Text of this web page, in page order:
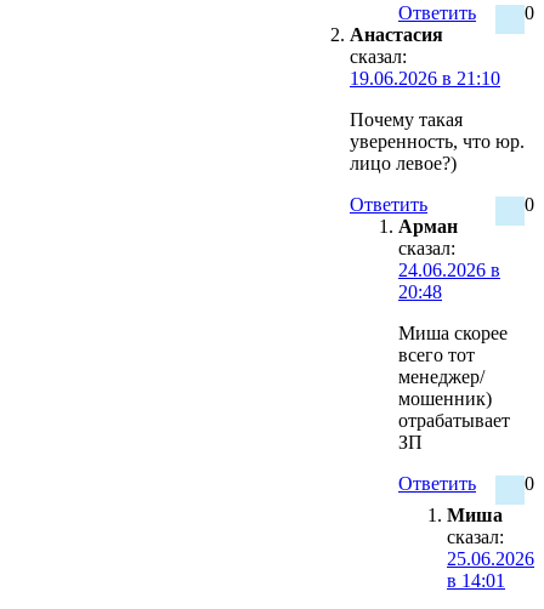
0
Ответить
Анастасия
сказал:
19.06.2026 в 21:10
Почему такая
уверенность, что юр.
лицо левое?)
0
Ответить
Арман
сказал:
24.06.2026 в
20:48
Миша скорее
всего тот
менеджер/
мошенник)
отрабатывает
ЗП
0
Ответить
Миша
сказал:
25.06.2026
в 14:01